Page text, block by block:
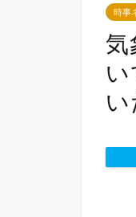
時事
気
い